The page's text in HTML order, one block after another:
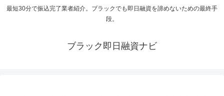
最短30分で振込完了業者紹介。ブラックでも即日融資を諦めないための最終手
段。
ブラック即日融資ナビ